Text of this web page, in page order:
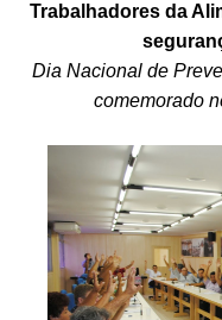
Trabalhadores da
Dia Nacional de
comemorado